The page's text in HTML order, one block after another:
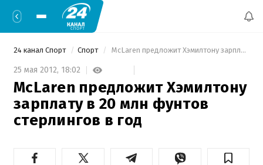
24 канал Спорт Спорт McLaren предложит Хэмилтону зарплату в 20 млн фунтов стерлингов в год
25 мая 2012, 18:02
McLaren предложит Хэмилтону
зарплату в 20 млн фунтов
стерлингов в год